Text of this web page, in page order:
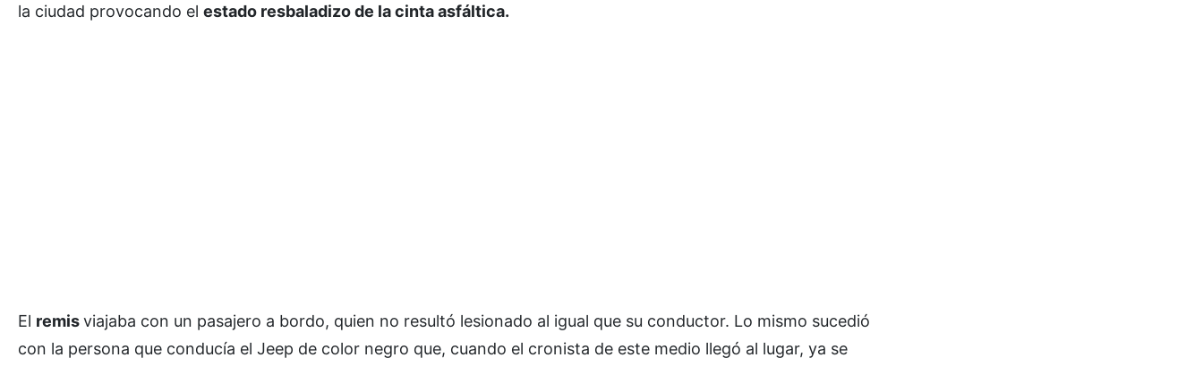
la ciudad provocando el estado resbaladizo de la cinta asfáltica.
El remisviajaba con un pasajero a bordo, quien no resultó lesionado al igual que su conductor. Lo mismo sucedió
con la persona que conducía el Jeep de color negro que, cuando el cronista de este medio llegó al lugar, ya se